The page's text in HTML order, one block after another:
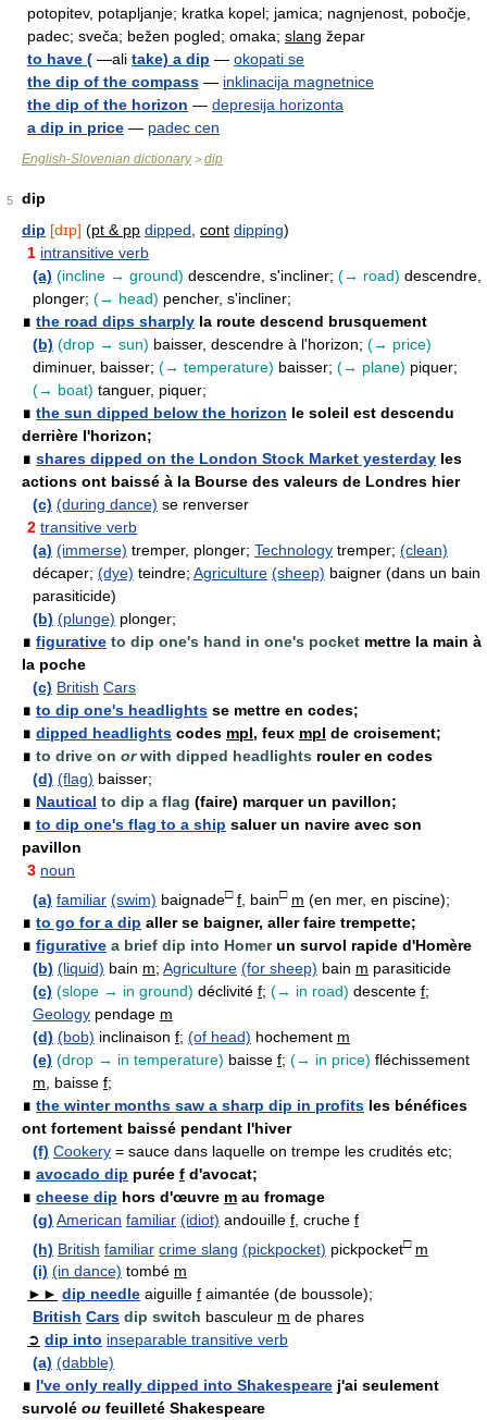
potopitev, potapljanje; kratka kopel; jamica; nagnjenost, pobočje,
padec; sveča; bežen pogled; omaka; slang žepar
to have ( —ali take) a dip — okopati se
the dip of the compass — inklinacija magnetnice
the dip of the horizon — depresija horizonta
a dip in price — padec cen
English-Slovenian dictionary> dip
5
dip
dip [dɪp] (pt & pp dipped cont dipping)
1 intransitive verb
(a) (incline → ground) descendre, s'incliner; (→ road) descendre,
plonger; (→ head) pencher, s'incliner;
∎ the road dips sharply la route descend brusquement
(b) (drop → sun) baisser, descendre à l'horizon; (→ price)
diminuer, baisser; (→ temperature) baisser; (→ plane) piquer;
(→ boat) tanguer, piquer;
∎ the sun dipped below the horizon le soleil est descendu
derrière l'horizon;
∎ shares dipped on the London Stock Market yesterday les
actions ont baissé à la Bourse des valeurs de Londres hier
(c) (during dance) se renverser
2 transitive verb
(a) (immerse) tremper, plonger; Technology tremper; (clean)
décaper; (dye) teindre; Agriculture (sheep) baigner (dans un bain
parasiticide)
(b) (plunge) plonger;
∎ figurative to dip one's hand in one's pocket mettre la main à
la poche
(c) British Cars
∎ to dip one's headlights se mettre en codes;
∎ dipped headlights codes mpl, feux mpl de croisement;
∎ to drive on orwith dipped headlights rouler en codes
(d) (flag) baisser;
∎ Nautical to dip a flag (faire) marquer un pavillon;
∎ to dip one's flag to a ship saluer un navire avec son
pavillon
3 noun
(a) familiar (swim) baignade□ f , bain□ m (en mer, en piscine);
∎ to go for a dip aller se baigner, aller faire trempette;
∎ figurative a brief dip into Homerun survol rapide d'Homère
(b) (liquid) bain m; Agriculture (for sheep) bain m parasiticide
(c) (slope → in ground) déclivité f; (→ in road) descente f;
Geology pendage m
(d) (bob) inclinaison f; (of head) hochement m
(e) (drop → in temperature) baisse f; (→ in price) fléchissement
m , baisse f;
∎ the winter months saw a sharp dip in profits les bénéfices
ont fortement baissé pendant l'hiver
(f) Cookery = sauce dans laquelle on trempe les crudités etc;
∎ avocado dip purée f d'avocat;
∎ cheese dip hors d'œuvre m au fromage
(g) American familiar (idiot) andouille f , cruche f
(h) British familiar crime slang (pickpocket) pickpocket□ m
(i) (in dance) tombé m
►► dip needle aiguille f aimantée (de boussole);
British Cars dip switch basculeur m de phares
➲ dip into inseparable transitive verb
(a) (dabble)
∎ I've only really dipped into Shakespeare j'ai seulement
survolé ou feuilleté Shakespeare